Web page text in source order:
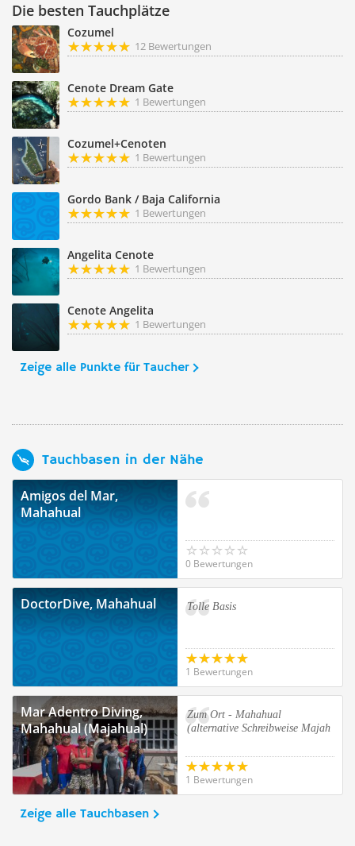
Die besten Tauchplätze
Cozumel
12 Bewertungen
Cenote Dream Gate
1 Bewertungen
Cozumel+Cenoten
1 Bewertungen
Gordo Bank / Baja California
1 Bewertungen
Angelita Cenote
1 Bewertungen
Cenote Angelita
1 Bewertungen
Zeige alle Punkte für Taucher
Tauchbasen in der Nähe
Amigos del Mar,
Mahahual
0 Bewertungen
DoctorDive, Mahahual Tolle Basis
1 Bewertungen
Mar Adentro Diving,
Mahahual (Majahual)
Zum Ort - Mahahual
(alternative Schreibweise Majah
1 Bewertungen
Zeige alle Tauchbasen